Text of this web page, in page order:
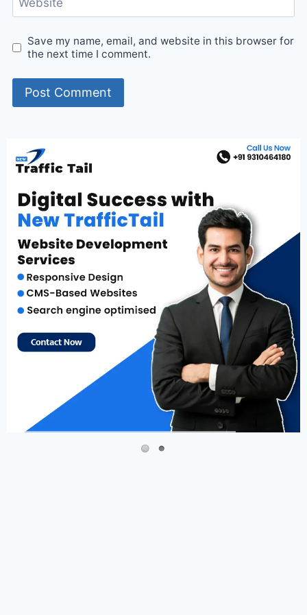
Website
Save my name, email, and website in this browser for
the next time I comment.